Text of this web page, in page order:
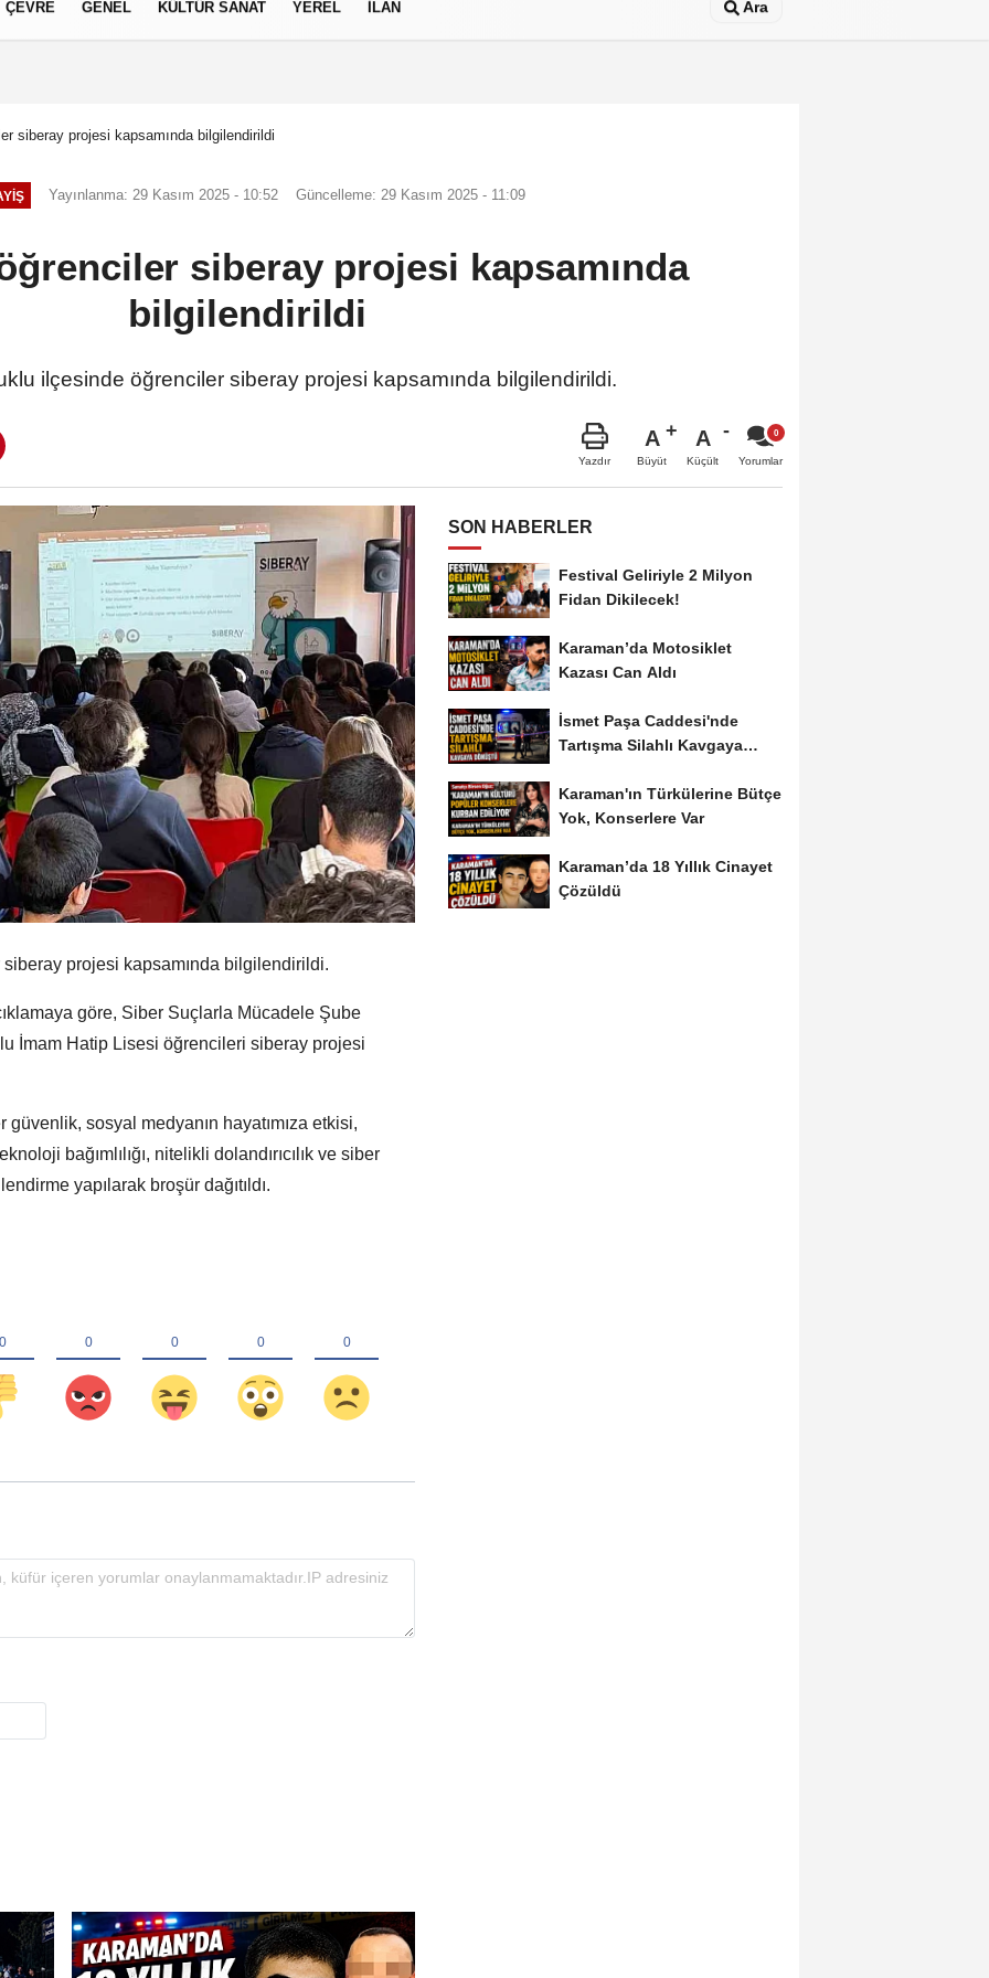
İlkeleri
ÇEVRE GENEL KÜLTÜR SANAT YEREL İLAN Ara
siberay projesi kapsamında bilgilendirildi
Yayınlanma: 29 Kasım 2025 - 10:52 Güncelleme: 29 Kasım 2025 - 11:09
siberay projesi kapsamında
bilgilendirildi
ilçesinde öğrenciler siberay projesi kapsamında bilgilendirildi.
Yazdır
A
Büyüt
A
Küçült Yorumlar
projesi kapsamında bilgilendirildi.
göre, Siber Suçlarla Mücadele Şube
İmam Hatip Lisesi öğrencileri siberay projesi
sosyal medyanın hayatımıza etkisi,
bağımlılığı, nitelikli dolandırıcılık ve siber
yapılarak broşür dağıtıldı.
SON HABERLER
Festival Geliriyle 2 Milyon
Fidan Dikilecek!
Karaman’da Motosiklet
Kazası Can Aldı
İsmet Paşa Caddesi'nde
Tartışma Silahlı Kavgaya
Karaman'ın Türkülerine Bütçe
Yok, Konserlere Var
Karaman’da 18 Yıllık Cinayet
Çözüldü